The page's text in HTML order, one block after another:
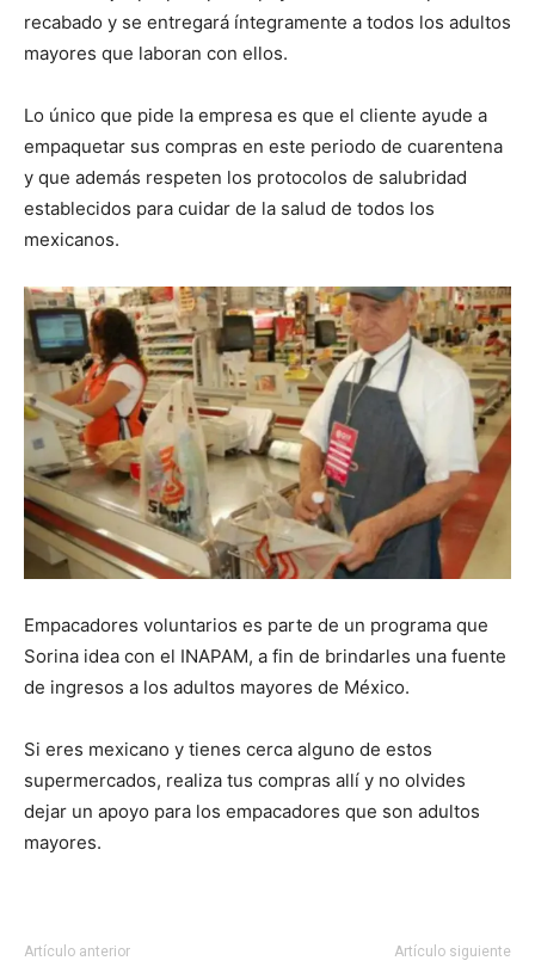
recabado y se entregará íntegramente a todos los adultos
mayores que laboran con ellos.
Lo único que pide la empresa es que el cliente ayude a
empaquetar sus compras en este periodo de cuarentena
y que además respeten los protocolos de salubridad
establecidos para cuidar de la salud de todos los
mexicanos.
Empacadores voluntarios es parte de un programa que
Sorina idea con el INAPAM, a fin de brindarles una fuente
de ingresos a los adultos mayores de México.
Si eres mexicano y tienes cerca alguno de estos
supermercados, realiza tus compras allí y no olvides
dejar un apoyo para los empacadores que son adultos
mayores.
Artículo anterior Artículo siguiente